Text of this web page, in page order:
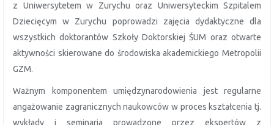
z Uniwersytetem w Zurychu oraz Uniwersyteckim Szpitalem
Dziecięcym w Zurychu poprowadzi zajęcia dydaktyczne dla
wszystkich doktorantów Szkoły Doktorskiej ŚUM oraz otwarte
aktywności skierowane do środowiska akademickiego Metropolii
GZM.
Ważnym komponentem umiędzynarodowienia jest regularne
angażowanie zagranicznych naukowców w proces kształcenia tj.
wykłady i seminaria prowadzone przez ekspertów z